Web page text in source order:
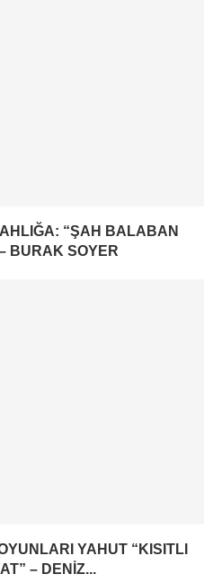
“ŞAH BALABAN
BURAK SOYER
YAHUT “KISITLI
– DENIZ...